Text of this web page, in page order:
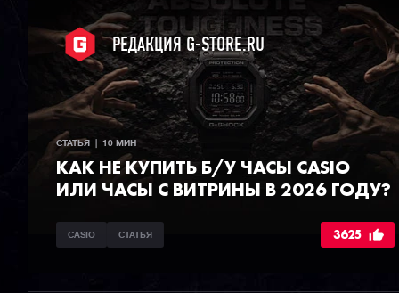
РЕДАКЦИЯ G-STORE.RU
СТАТЬЯ  |  10 МИН
КАК НЕ КУПИТЬ Б/У ЧАСЫ CASIO
ИЛИ ЧАСЫ С ВИТРИНЫ В 2026 ГОДУ?
CASIO СТАТЬЯ 3625